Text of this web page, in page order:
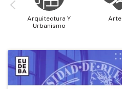
Arquitectura Y
Urbanismo
Arte